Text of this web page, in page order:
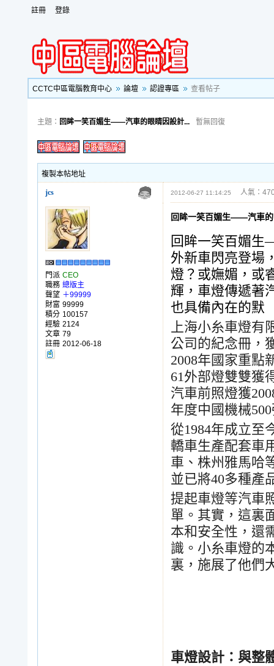
註冊 登錄
CCTC中區電腦教育中心 論壇 認證專區 查看帖子
主題： 回眸一笑百媚生——汽車的眼睛因設計... 暫無回復
複製本帖地址
jcs 2012-06-27 11:14:25 人氣：
門派 CEO
職務 總版主
聲望 ＋99999
財富 99999
積分 100157
經驗 2124
文章 79
註冊 2012-06-18
回眸一笑百媚生——汽車的
回眸一笑百媚
外新車閃亮登場
燈？或嫵媚，或
輝，車燈傳遞著
也具備內在的默
上海小糸車燈
公司的紀念冊，
2008年國家重點
61外部燈雙雙獲
汽車前照燈獲
年度中國機械500
從1984年成立至
轎車生產配套車
車、株州雅馬哈
並已將40多種產
提起車燈等汽車
單。其實，這裏
本和安全性，還
識。小糸車燈的
裏，施展了他們
車燈設計：與整